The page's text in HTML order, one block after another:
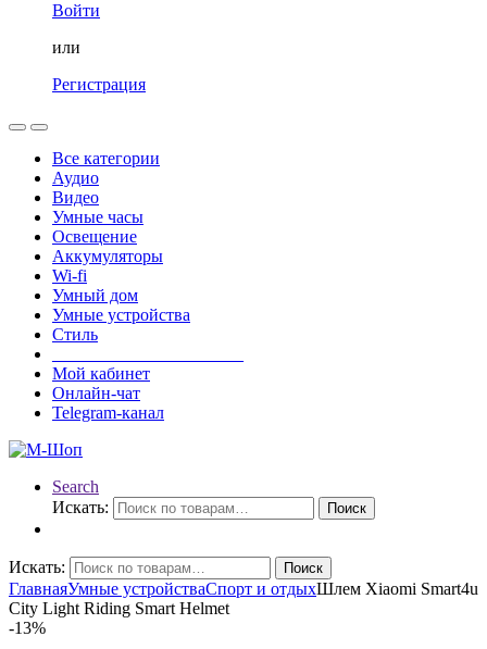
Войти
или
Регистрация
Все категории
Аудио
Видео
Умные часы
Освещение
Аккумуляторы
Wi-fi
Умный дом
Умные устройства
Стиль
Мой кабинет
Онлайн-чат
Telegram-канал
Search
Искать:
Поиск
Искать: Поиск
ГлавнаяУмные устройстваСпорт и отдыхШлем Xiaomi Smart4u
City Light Riding Smart Helmet
-13%